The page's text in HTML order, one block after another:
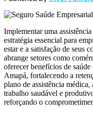
Implementar uma
estratégia essencial para
estar e a satisfação de seus
abrange setores como
oferecer benefícios de
Amapá, fortalecendo a
plano de assistência
trabalho saudável e
reforçando o